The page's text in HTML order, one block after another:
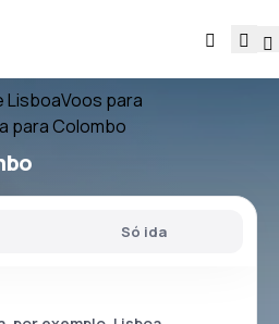
LisboaVoos para
para Colombo
Só ida